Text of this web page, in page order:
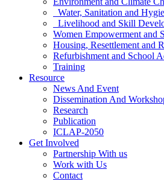
Water, Sanitation and
Livelihood and Skill
Women Empowerment and
Housing, Resettlement and
Refurbishment and School
Training
Resource
News And Event
Dissemination And
Research
Publication
ICLAP-2050
Get Involved
Partnership With us
Work with Us
Contact